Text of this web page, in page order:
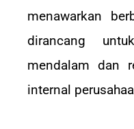
menawarkan
dirancang
mendalam dan
internal